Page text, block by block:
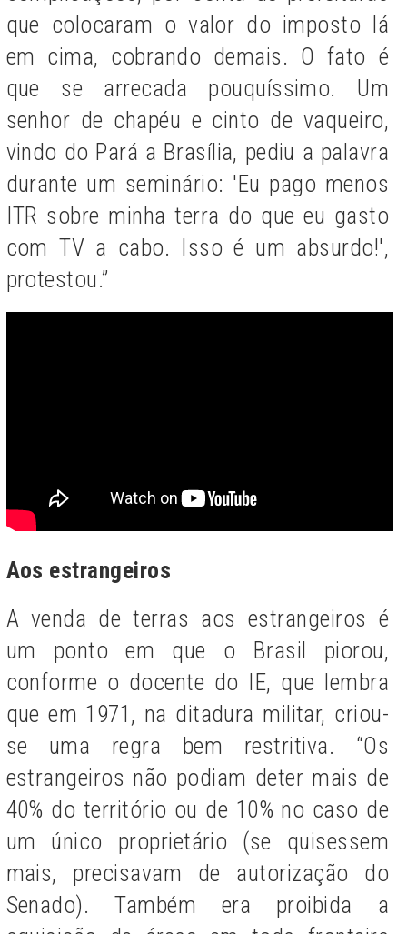
que colocaram o valor do imposto lá
em cima, cobrando demais. O fato é
que se arrecada pouquíssimo. Um
senhor de chapéu e cinto de vaqueiro,
vindo do Pará a Brasília, pediu a palavra
durante um seminário: 'Eu pago menos
ITR sobre minha terra do que eu gasto
com TV a cabo. Isso é um absurdo!',
protestou.”
Aos estrangeiros
A venda de terras aos estrangeiros é
um ponto em que o Brasil piorou,
conforme o docente do IE, que lembra
que em 1971, na ditadura militar, criou-
se uma regra bem restritiva. “Os
estrangeiros não podiam deter mais de
40% do território ou de 10% no caso de
um único proprietário (se quisessem
mais, precisavam de autorização do
Senado). Também era proibida a